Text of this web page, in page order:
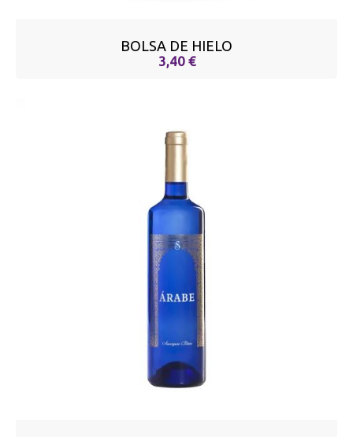
BOLSA DE HIELO
3,40 €